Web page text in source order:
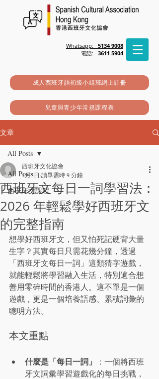
Whatsapp: 5134 9008
電話: 3611 5904
成人西班牙語初級小組班網上註冊
兒童與青少年常規課程表
文章
All Posts
西班牙文課程
All Posts
西班牙文每日一詞學習法：
2026 年輕鬆學好西班牙文
的完整指南
西班牙文化協會
4月3日 讀畢需時 9 分鐘
想學好西班牙文，但又怕死記硬背大量
生字？其實每日只需花幾分鐘，透過
「西班牙文每日一詞」這類猜字遊戲，
就能輕鬆將學習融入生活，特別適合想
善用零碎時間的香港人。這不單是一個
遊戲，更是一個培養語感、累積詞彙的
聰明方法。
本文重點
什麼是「每日一詞」
：一個將西班
牙文詞彙學習遊戲化的每日挑戰，